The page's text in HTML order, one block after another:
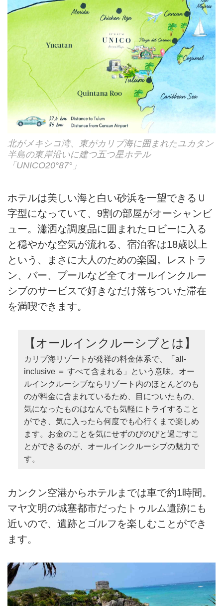
北がメキシコ湾、東がカリブ海に囲まれたユカタン
半島の東岸沿いに建つ五つ星ホテル
「UNICO20°87°」
ホテルは美しい海と白い砂浜を一望できるＵ
字型になっていて、9割の部屋がオーシャンビ
ュー。瀟洒な調度品に囲まれたロビーに入る
と穏やかな空気が流れる、宿泊客は18歳以上
という、まさに大人のための楽園。レストラ
ン、バー、プールなど全てオールインクルー
シブのサービスで好きなだけ落ちついた滞在
を満喫できます。
【オールインクルーシブとは】
カリブ海リゾートが発祥の料金体系で、「all-
inclusive ＝ すべて含まれる」という意味。オー
ルインクルーシブならリゾート内のほとんどのも
のが料金に含まれているため、目についたもの、
気になったものはなんでも気軽にトライすること
ができ、気に入ったら何度でも心行くまで楽しめ
ます。お金のことを気にせずのびのびと過ごすこ
とができるのが、オールインクルーシブの魅力で
す。
カンクン空港からホテルまでは車で約1時間。
マヤ文明の城塞都市だったトゥルム遺跡にも
近いので、遺跡とゴルフを楽しむことができ
ます。